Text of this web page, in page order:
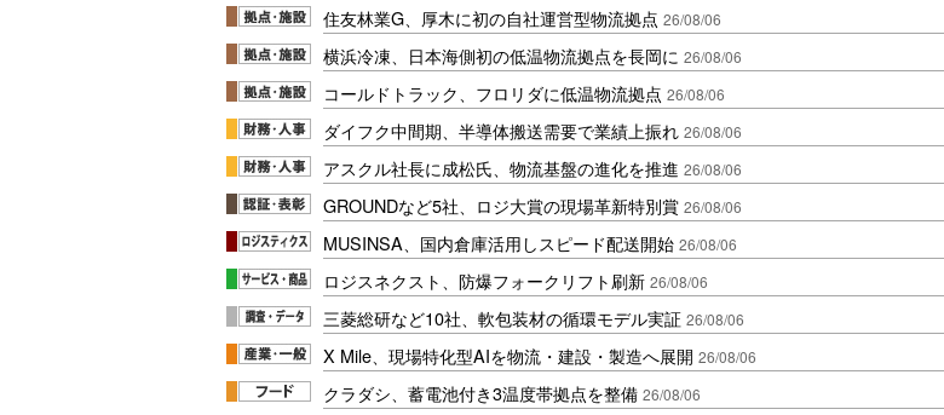
住友林業G、厚木に初の自社運営型物流拠点 26/08/06
横浜冷凍、日本海側初の低温物流拠点を長岡に 26/08/06
コールドトラック、フロリダに低温物流拠点 26/08/06
ダイフク中間期、半導体搬送需要で業績上振れ 26/08/06
アスクル社長に成松氏、物流基盤の進化を推進 26/08/06
GROUNDなど5社、ロジ大賞の現場革新特別賞 26/08/06
MUSINSA、国内倉庫活用しスピード配送開始 26/08/06
ロジスネクスト、防爆フォークリフト刷新 26/08/06
三菱総研など10社、軟包装材の循環モデル実証 26/08/06
X Mile、現場特化型AIを物流・建設・製造へ展開 26/08/06
クラダシ、蓄電池付き3温度帯拠点を整備 26/08/06